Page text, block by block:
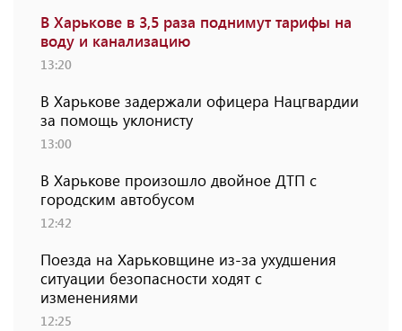
В Харькове в 3,5 раза поднимут тарифы на
воду и канализацию
13:20
В Харькове задержали офицера Нацгвардии
за помощь уклонисту
13:00
В Харькове произошло двойное ДТП с
городским автобусом
12:42
Поезда на Харьковщине из-за ухудшения
ситуации безопасности ходят с
изменениями
12:25